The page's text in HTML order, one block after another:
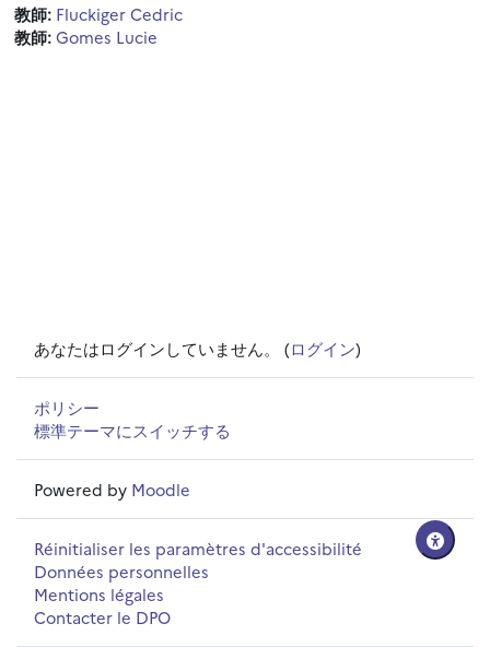
教師: Fluckiger Cedric
教師:Gomes Lucie
あなたはログインしていません。 (ログイン)
ポリシー
標準テーマにスイッチする
Powered by Moodle
Réinitialiser les paramètres d'accessibilité
Données personnelles
Mentions légales
Contacter le DPO